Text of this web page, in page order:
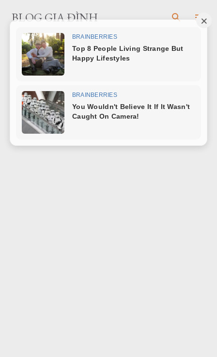
Chuyển đến nội dung chính
BLOG GIA ĐÌNH